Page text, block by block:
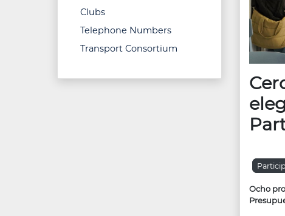
Clubs
Telephone Numbers
Transport Consortium
Ocho